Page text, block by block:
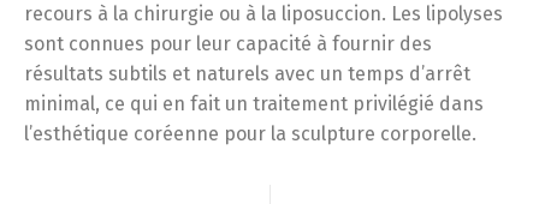
recours à la chirurgie ou à la liposuccion. Les lipolyses
sont connues pour leur capacité à fournir des
résultats subtils et naturels avec un temps d’arrêt
minimal, ce qui en fait un traitement privilégié dans
l’esthétique coréenne pour la sculpture corporelle.